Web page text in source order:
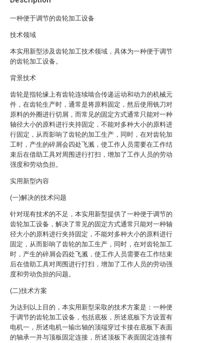
一种便于调节的齿轮加工设备
技术领域
本实用新型涉及齿轮加工技术领域，具体为一种便于调节
的齿轮加工设备。
背景技术
齿轮是指轮缘上有齿轮连续啮合传递运动和动力的机械元
件，在齿轮生产时，通常是将原料固定，然后使用铣刀对
原料的外圈进行切屑，而常见的固定方式通常只能对一种
轴径大小的原料进行夹持固定，不能对多种大小的原料进
行固定，从而影响了齿轮的加工生产，同时，在对齿轮加
工时，产生的碎屑会四处飞溅，使工作人员需要在工作结
束后在借助工具对周围进行打扫，增加了工作人员的劳动
强度和劳动负担。
实用新型内容
(一)解决的技术问题
针对现有技术的不足，本实用新型提供了一种便于调节的
齿轮加工设备，解决了常见的固定方式通常只能对一种轴
径大小的原料进行夹持固定，不能对多种大小的原料进行
固定，从而影响了齿轮的加工生产，同时，在对齿轮加工
时，产生的碎屑会四处飞溅，使工作人员需要在工作结束
后在借助工具对周围进行打扫，增加了工作人员的劳动强
度和劳动负担的问题。
(二)技术方案
为达到以上目的，本实用新型采取的技术方案是：一种便
于调节的齿轮加工设备，包括底板，所述底板下方设置有
电机一，所述电机一输出轴的顶端穿过卡接在底板下表面
的轴承一并与顶板固定连接，所述顶板下表面固定连接有